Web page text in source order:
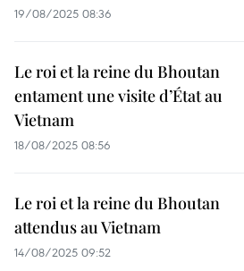
19/08/2025 08:36
Le roi et la reine du Bhoutan
entament une visite d’État au
Vietnam
18/08/2025 08:56
Le roi et la reine du Bhoutan
attendus au Vietnam
14/08/2025 09:52